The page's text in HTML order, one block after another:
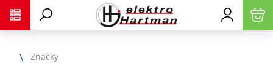
Značky